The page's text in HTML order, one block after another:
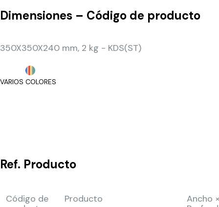
Dimensiones – Código de producto
350X350X240 mm, 2 kg - KDS(ST)
VARIOS COLORES
Ref. Producto
Código de
Producto
Ancho